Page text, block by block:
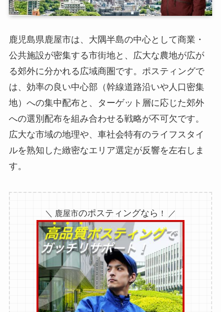
鹿児島県鹿屋市は、大隅半島の中心として商業・
公共施設が密集する市街地と、広大な農地が広が
る郊外に分かれる広域商圏です。ポスティングで
は、効率の良い中心部（幹線道路沿いや人口密集
地）への集中配布と、ターゲット層に応じた郊外
への選別配布を組み合わせる戦略が不可欠です。
広大な市域の地理や、車社会特有のライフスタイ
ルを熟知した緻密なエリア選定が反響を左右しま
す。
＼ 鹿屋市のポスティングなら ！ ／